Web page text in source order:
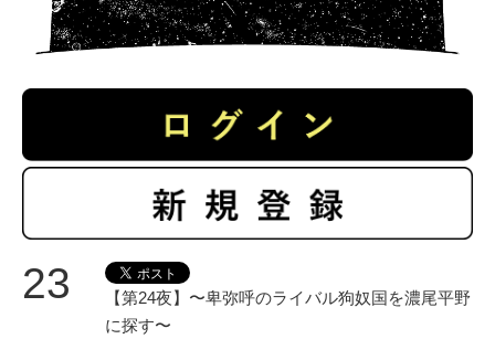
23
【第24夜】〜卑弥呼のライバル狗奴国を濃尾平野
に探す〜